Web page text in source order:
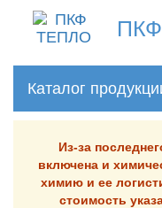
Каталог
Из-за
включена и
химию и ее
стоимость